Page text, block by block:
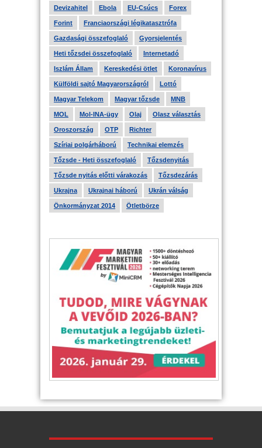
Devizahitel Ebola EU-Csúcs Forex
Forint Franciaországi légikatasztrófa
Gazdasági összefoglaló Gyorsjelentés
Heti tőzsdei összefoglaló Internetadó
Iszlám Állam Kereskedési ötlet Koronavírus
Külföldi sajtó Magyarországról Lottó
Magyar Telekom Magyar tőzsde MNB
MOL Mol-INA-ügy Olaj Olasz választás
Oroszország OTP Richter
Szíriai polgárháború Technikai elemzés
Tőzsde - Heti összefoglaló Tőzsdenyitás
Tőzsde nyitás előtti várakozás Tőzsdezárás
Ukrajna Ukrajnai háború Ukrán válság
Önkormányzat 2014 Ötletbörze